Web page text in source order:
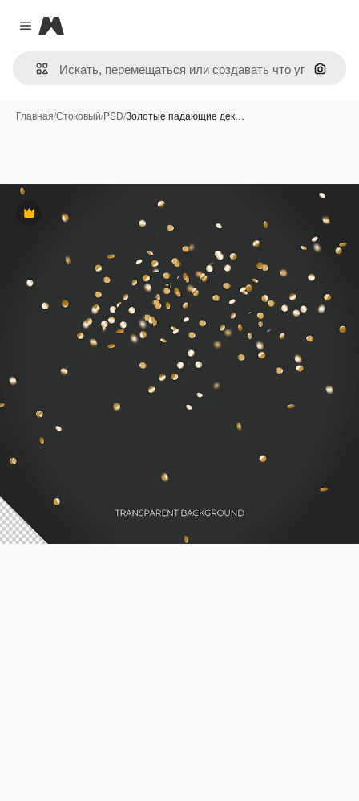
Close menu
Magnific
Поиск
Главная/Стоковый/PSD/Золотые падающие дек…
Премиум